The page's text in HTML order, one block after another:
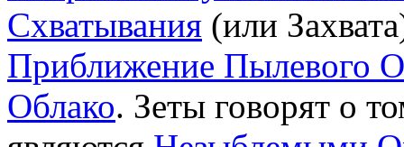
Схватывания (или
Приближение Пылевого
Облако. Зеты говорят о